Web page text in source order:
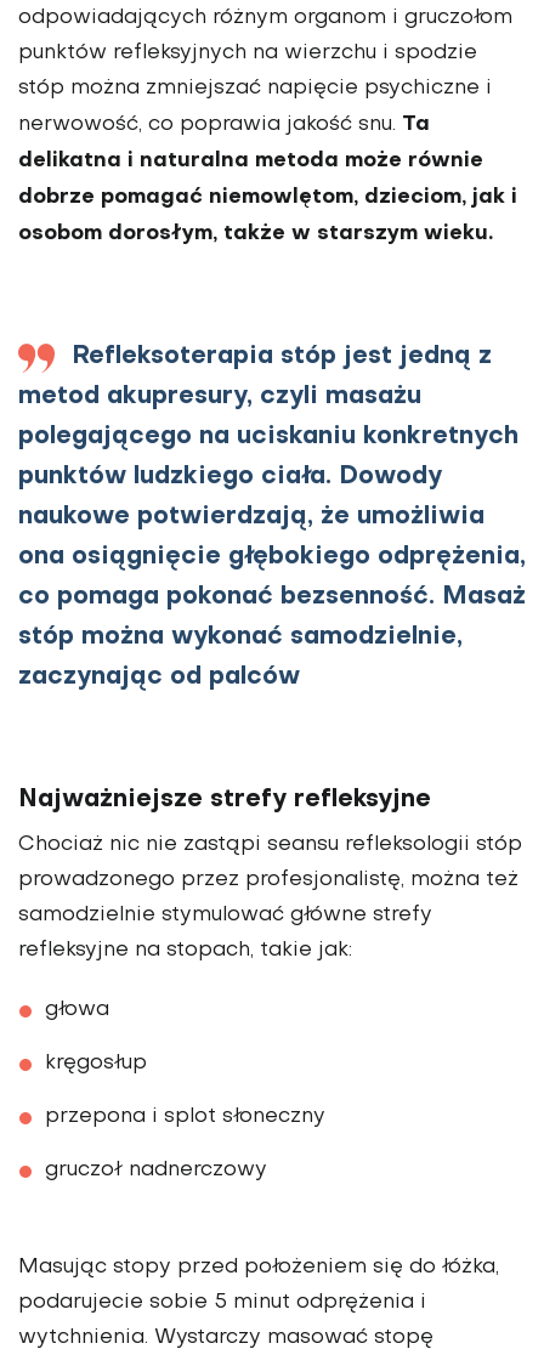
odpowiadających różnym organom i gruczołom
punktów refleksyjnych na wierzchu i spodzie
stóp można zmniejszać napięcie psychiczne i
nerwowość, co poprawia jakość snu. Ta
delikatna i naturalna metoda może równie
dobrze pomagać niemowlętom, dzieciom, jak i
osobom dorosłym, także w starszym wieku.
Refleksoterapia stóp jest jedną z
metod akupresury, czyli masażu
polegającego na uciskaniu konkretnych
punktów ludzkiego ciała. Dowody
naukowe potwierdzają, że umożliwia
ona osiągnięcie głębokiego odprężenia,
co pomaga pokonać bezsenność. Masaż
stóp można wykonać samodzielnie,
zaczynając od palców
Najważniejsze strefy refleksyjne
Chociaż nic nie zastąpi seansu refleksologii stóp
prowadzonego przez profesjonalistę, można też
samodzielnie stymulować główne strefy
refleksyjne na stopach, takie jak:
głowa
kręgosłup
przepona i splot słoneczny
gruczoł nadnerczowy
Masując stopy przed położeniem się do łóżka,
podarujecie sobie 5 minut odprężenia i
wytchnienia. Wystarczy masować stopę